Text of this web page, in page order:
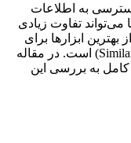
به اطلاعات
تفاوت زیادی
ابزارها برای
تحلیل ترافیک وب‌سایت، سیمیلاروب (SimilarWeb) است. در مقاله
کامل به بررسی این